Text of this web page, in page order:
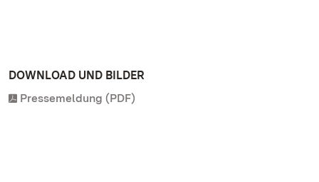
DOWNLOAD UND BILDER
Pressemeldung (PDF)